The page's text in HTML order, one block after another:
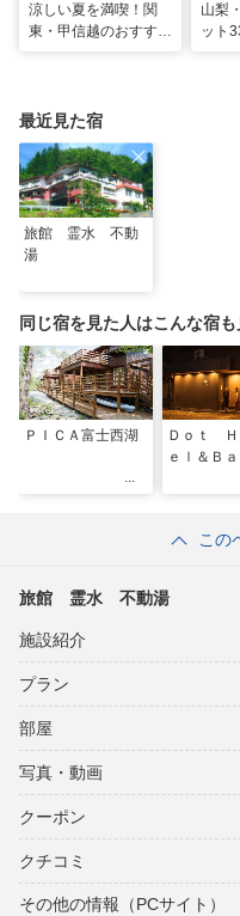
涼しい夏を満喫！関
東・甲信越のおすすめ
山梨
ット
最近見た宿
旅館 霊水 不動
湯
同じ宿を見た人はこんな宿
ＰＩＣＡ富士西湖
Ｄｏｔ Ｈ
ｅｌ＆Ｂａ
この
旅館 霊水 不動湯
施設紹介
プラン
部屋
写真・動画
クーポン
クチコミ
その他の情報（PCサイト）